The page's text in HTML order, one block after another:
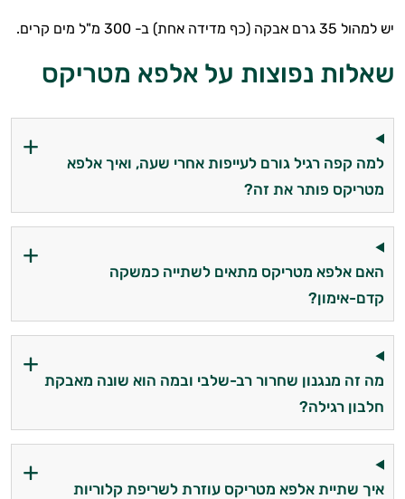
יש למהול 35 גרם אבקה (כף מדידה אחת) ב- 300 מ"ל מים קרים.
שאלות נפוצות על אלפא מטריקס
למה קפה רגיל גורם לעייפות אחרי שעה, ואיך אלפא
מטריקס פותר את זה?
האם אלפא מטריקס מתאים לשתייה כמשקה
קדם-אימון?
מה זה מנגנון שחרור רב-שלבי ובמה הוא שונה מאבקת
חלבון רגילה?
איך שתיית אלפא מטריקס עוזרת לשריפת קלוריות
אני יועץ הבריאות האישי AI של טבע בריא.
התשובות שלי מבוססות על מאגרי מידע קליניים
וספרות מקצועית בתחומי הרפואה הטבעית
אני כאן כדי לעזור לך להתאים את תוספי
התזונה ומוצרי הבריאות המדויקים למטרות
המטרה שלי היא להתאים עבורך המלצות
אישיות מבוססות מדעית.